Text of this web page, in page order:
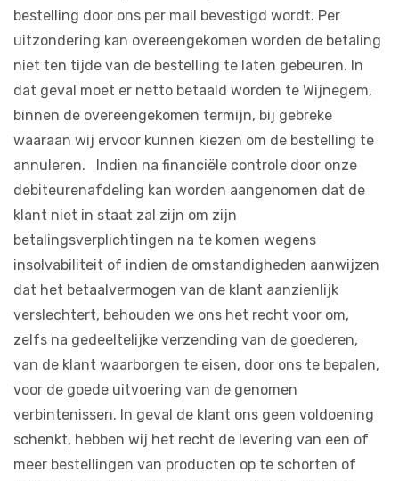
bestelling door ons per mail bevestigd wordt. Per
uitzondering kan overeengekomen worden de betaling
niet ten tijde van de bestelling te laten gebeuren. In
dat geval moet er netto betaald worden te Wijnegem,
binnen de overeengekomen termijn, bij gebreke
waaraan wij ervoor kunnen kiezen om de bestelling te
annuleren. Indien na financiële controle door onze
debiteurenafdeling kan worden aangenomen dat de
klant niet in staat zal zijn om zijn
betalingsverplichtingen na te komen wegens
insolvabiliteit of indien de omstandigheden aanwijzen
dat het betaalvermogen van de klant aanzienlijk
verslechtert, behouden we ons het recht voor om,
zelfs na gedeeltelijke verzending van de goederen,
van de klant waarborgen te eisen, door ons te bepalen,
voor de goede uitvoering van de genomen
verbintenissen. In geval de klant ons geen voldoening
schenkt, hebben wij het recht de levering van een of
meer bestellingen van producten op te schorten of